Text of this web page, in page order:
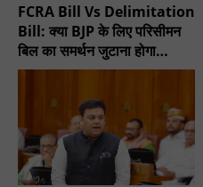
FCRA Bill Vs Delimitation
Bill: क्या BJP के लिए परिसीमन
बिल का समर्थन जुटाना होगा
मुश्किल?